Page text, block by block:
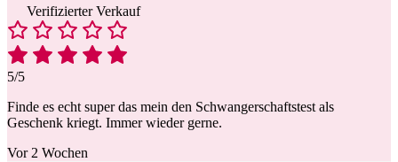
Verifizierter Verkauf
5/5
Finde es echt super das mein den Schwangerschaftstest als
Geschenk kriegt. Immer wieder gerne.
Vor 2 Wochen